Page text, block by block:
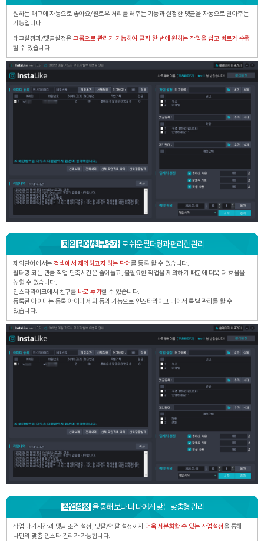
원하는 태그에 자동으로 좋아요/팔로우 처리를 해주는 기능과 설정한 댓글을 자동으로 달아주는
기능입니다.
태그설정과/댓글설정은 그룹으로 관리가 가능하여 클릭 한 번에 원하는 작업을 쉽고 빠르게 수행
할 수 있습니다.
제외 단어/친구추가 로 쉬운 필터링과 편리한 관리
제외단어에서는 검색에서 제외하고자 하는 단어를 등록 할 수 있습니다.
필터링 되는 만큼 작업 단축시간은 줄어들고, 불필요한작업을 제외하기 때문에 더욱 더 효율을
높힐 수 있습니다.
인스타라이크에서 친구를 바로 추가할 수 있습니다.
등록된 아이디는 등록 아이디 제외 등의 기능으로 인스타라이크 내에서 특별 관리를 할 수
있습니다.
작업설정 을 통해 보다 더 나에게 맞는 맞춤형 관리
작업 대기시간과 댓글 조건 설정, 맞팔/언팔 설정까지 더욱 세분화할 수 있는 작업설정을 통해
나만의 맞춤 인스타 관리가 가능합니다.